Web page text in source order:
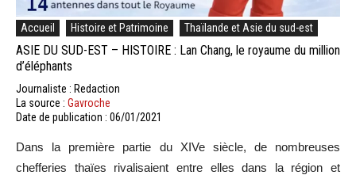
Accueil Histoire et Patrimoine Thaïlande et Asie du sud-est
ASIE DU SUD-EST – HISTOIRE : Lan Chang, le royaume du million
d’éléphants
Journaliste : Redaction
La source : Gavroche
Date de publication : 06/01/2021
Dans la première partie du XIVe siècle, de nombreuses
chefferies thaïes rivalisaient entre elles dans la région et